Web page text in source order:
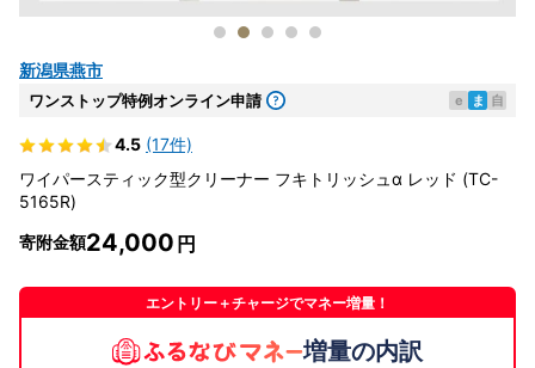
新潟県燕市
ワンストップ特例オンライン申請 e ま 自
4.5 (17件)
ワイパースティック型クリーナー フキトリッシュα レッド (TC-
5165R)
寄附金額24,000
エントリー＋チャージでマネー増量！
増量の内訳